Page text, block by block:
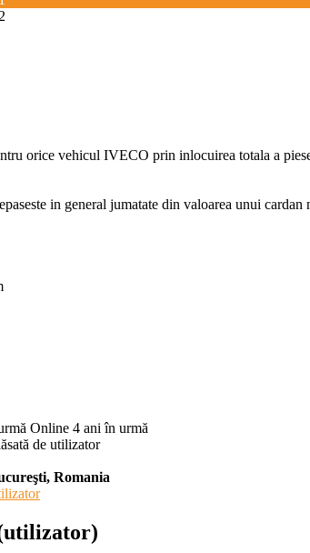
orice vehicul IVECO prin inlocuirea totala a
in general jumatate din valoarea unui cardan
Online 4 ani în urmă
de utilizator
Romania